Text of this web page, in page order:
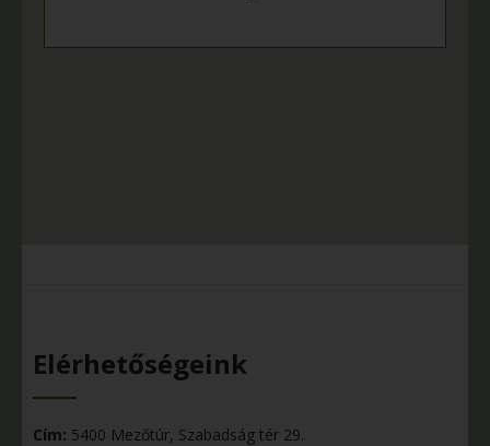
Elérhetőségeink
Cím: 5400 Mezőtúr, Szabadság tér 29.